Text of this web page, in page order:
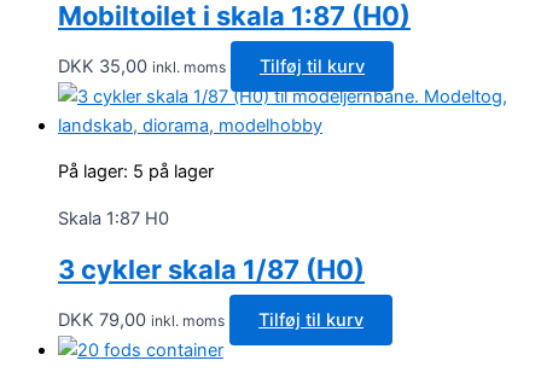
Mobiltoilet i skala 1:87 (H0)
DKK 35,00 inkl. moms Tilføj til kurv
På lager: 5 på lager
Skala 1:87 H0
3 cykler skala 1/87 (H0)
DKK 79,00 inkl. moms Tilføj til kurv